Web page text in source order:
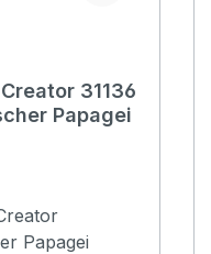
31136
Papagei
Papagei